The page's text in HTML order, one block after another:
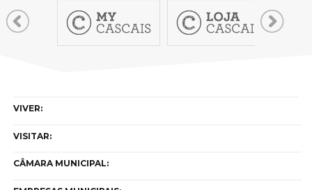
VIVER:
VISITAR:
CÂMARA MUNICIPAL: